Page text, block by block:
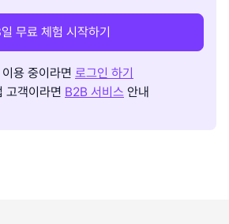
무료 체험 시작하기
용 중이라면 로그인 하기
고객이라면 B2B 서비스 안내